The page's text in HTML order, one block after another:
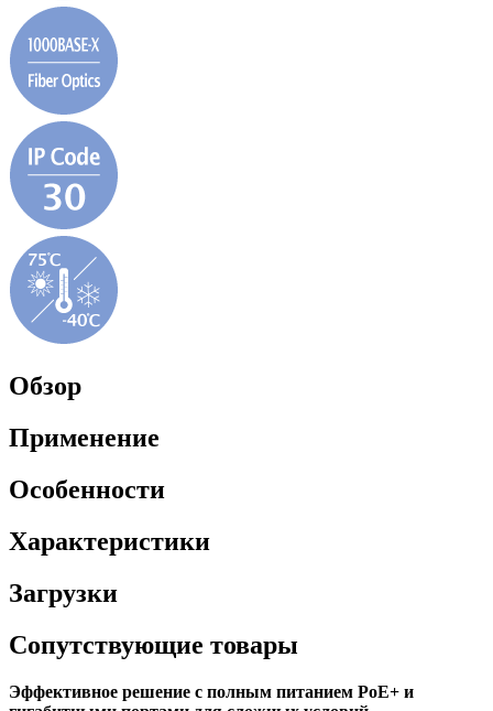
Обзор
Применение
Особенности
Характеристики
Загрузки
Сопутствующие товары
Эффективное решение с полным питанием PoE+ и